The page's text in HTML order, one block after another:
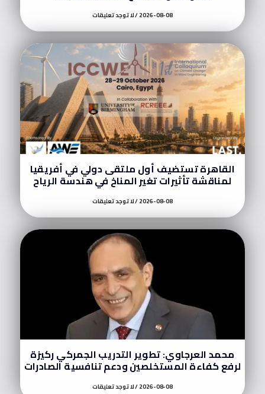
2026-08-08 لا توجد تعليقات
القاهرة تستضيف أول ملتقى دولي في أفريقيا
لمناقشة تأثيرات تغير المناخ في هندسة الرياح
2026-08-08 لا توجد تعليقات
محمد العرجاوي: تطوير التدريب الجمركي ركيزة
لرفع كفاءة المستخلصين ودعم تنافسية الصادرات
2026-08-08 لا توجد تعليقات